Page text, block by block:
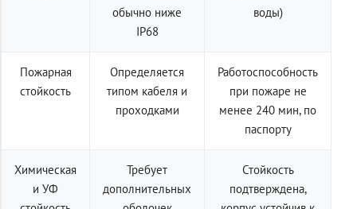
обычно ниже
IP68
воды)
Пожарная
стойкость
Определяется
типом кабеля и
проходками
Работоспособность
при пожаре не
менее 240 мин, по
паспорту
Химическая
и УФ
Требует
дополнительных
Стойкость
подтверждена,